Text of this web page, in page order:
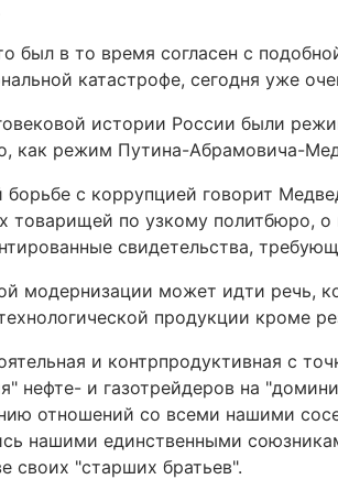
был в то время согласен с
катастрофе, сегодня уже
истории России были
как режим Путина-Абрамовича-
борьбе с коррупцией говорит
товарищей по узкому политбюро,
свидетельства,
модернизации может идти речь,
продукции кроме
и контрпродуктивная с
нефте- и газотрейдеров на
отношений со всеми нашими
нашими единственными
своих "старших братьев".